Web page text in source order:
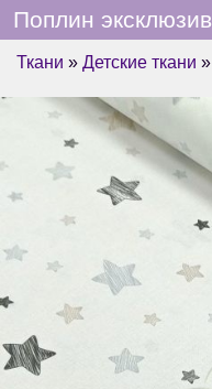
Поплин эксклюзив
Ткани » Детские ткани »